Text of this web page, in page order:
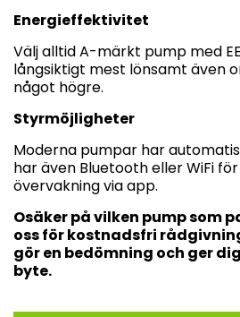
Energieffektivitet
Välj alltid A-märkt pump med
långsiktigt mest lönsamt även
något högre.
Styrmöjligheter
Moderna pumpar har
har även Bluetooth eller WiFi
övervakning via app.
Osäker på vilken pump som
oss för kostnadsfri
gör en bedömning och ger
byte.